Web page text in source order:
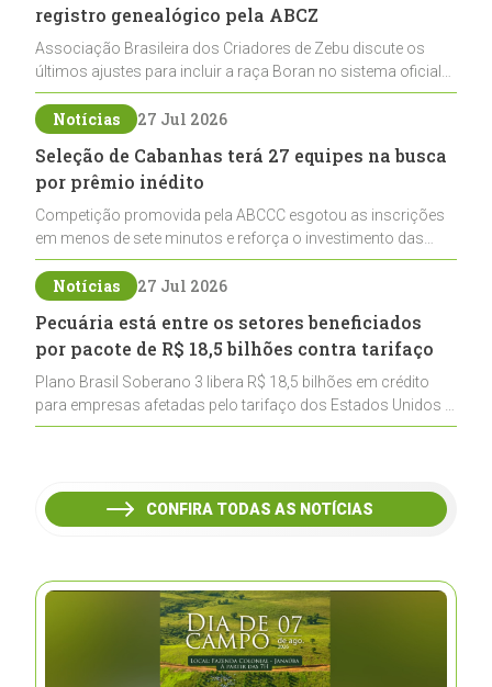
registro genealógico pela ABCZ
Associação Brasileira dos Criadores de Zebu discute os
últimos ajustes para incluir a raça Boran no sistema oficial
de registros, abrindo caminho para sua expansão na
pecuária nacional
Notícias 27 Jul 2026
Seleção de Cabanhas terá 27 equipes na busca
por prêmio inédito
Competição promovida pela ABCCC esgotou as inscrições
em menos de sete minutos e reforça o investimento das
cabanhas na seleção genética de Cavalos Crioulos voltados
ao laço
Notícias 27 Jul 2026
Pecuária está entre os setores beneficiados
por pacote de R$ 18,5 bilhões contra tarifaço
Plano Brasil Soberano 3 libera R$ 18,5 bilhões em crédito
para empresas afetadas pelo tarifaço dos Estados Unidos e
inclui a pecuária entre os setores estratégicos
CONFIRA TODAS AS NOTÍCIAS